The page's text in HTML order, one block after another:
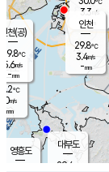
의도
℃
m/s
mm
영흥도
대부도
29.4
3.3 m/s
-mm
인천(공)
29.8℃
5.6m/s
-mm
인천
29.8℃
3.4m/s
-mm